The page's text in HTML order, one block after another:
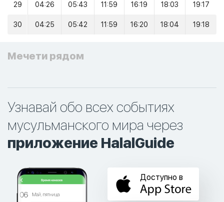
29 04:26 05:43 11:59 16:19 18:03 19:17
30 04:25 05:42 11:59 16:20 18:04 19:18
Мечети рядом
Узнавай обо всех событиях
мусульманского мира через
приложение HalalGuide
Доступно в